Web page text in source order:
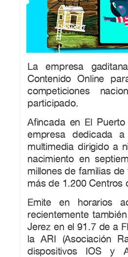
La empresa
Contenido Online
competiciones
participado.
Afincada en El
empresa dedicada
multimedia dirigido a
nacimiento en
millones de familias
más de 1.200 Centros
Emite en horarios
recientemente
Jerez en el 91.7 de a
la ARI (Asociación
dispositivos IOS y